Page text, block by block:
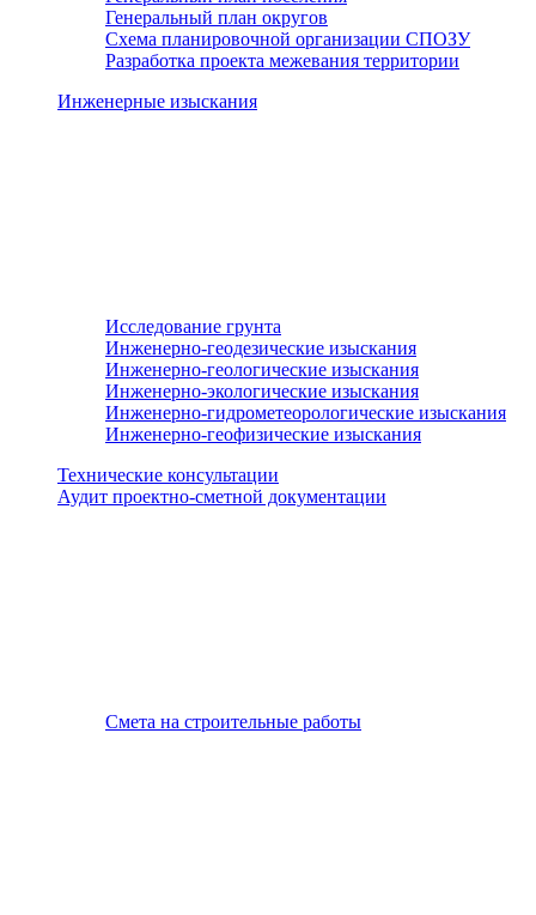
Генеральный план округов
Схема планировочной организации СПОЗУ
Разработка проекта межевания территории
Инженерные изыскания
Исследование грунта
Инженерно-геодезические изыскания
Инженерно-геологические изыскания
Инженерно-экологические изыскания
Инженерно-гидрометеорологические изыскания
Инженерно-геофизические изыскания
Технические консультации
Аудит проектно-сметной документации
Смета на строительные работы